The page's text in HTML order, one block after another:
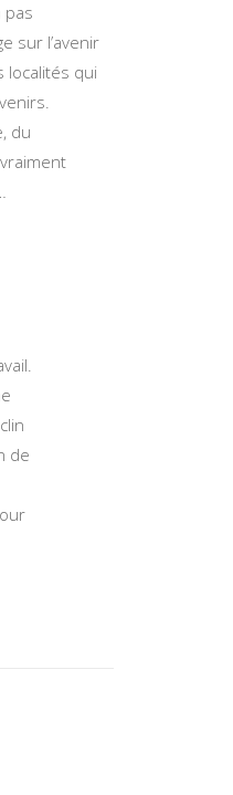
pas
sur l’avenir
localités qui
du
de